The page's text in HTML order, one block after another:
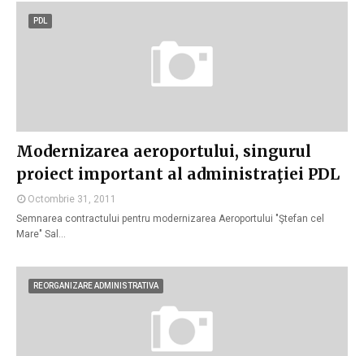
PDL
Modernizarea aeroportului, singurul
proiect important al administraţiei PDL
Octombrie 31, 2011
Semnarea contractului pentru modernizarea Aeroportului "Ştefan cel
Mare" Sal…
REORGANIZARE ADMINISTRATIVA